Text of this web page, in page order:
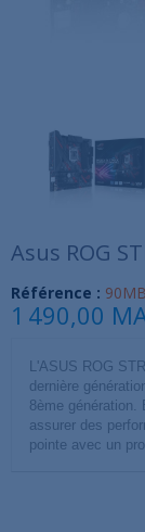
Asus ROG
Référence :
1 490,00
L'ASUS ROG
dernière
8ème
assurer des
pointe avec un